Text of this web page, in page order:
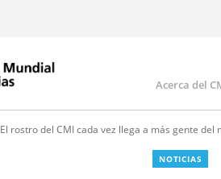
Main
Acerca del
El rostro del CMI cada vez llega a más gente del
NOTICIAS